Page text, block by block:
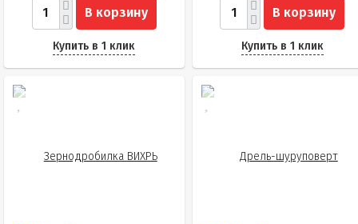
В корзину
Купить в 1 клик
В корзину
Купить в 1 клик